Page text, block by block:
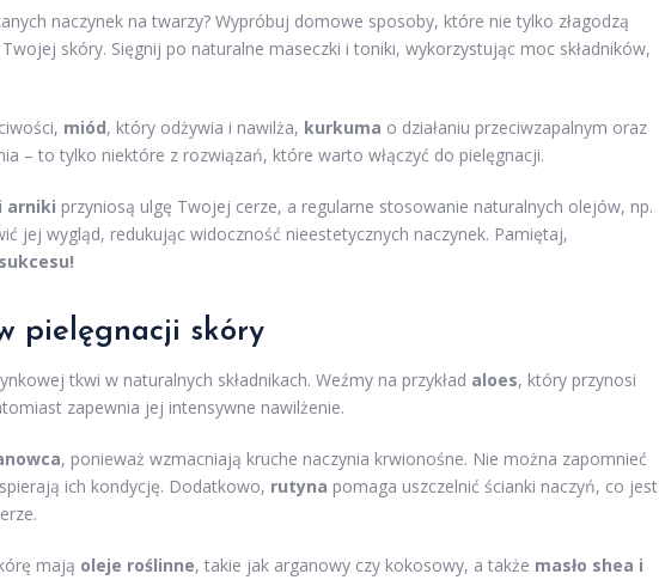
naczynek na twarzy? Wypróbuj domowe sposoby, które nie tylko złagodzą
skóry. Sięgnij po naturalne maseczki i toniki, wykorzystując moc składników,
miód, który odżywia i nawilża, kurkuma o działaniu przeciwzapalnym oraz
– to tylko niektóre z rozwiązań, które warto włączyć do pielęgnacji.
arniki przyniosą ulgę Twojej cerze, a regularne stosowanie naturalnych olejów, np.
jej wygląd, redukując widoczność nieestetycznych naczynek. Pamiętaj,
pielęgnacji skóry
tkwi w naturalnych składnikach. Weźmy na przykład aloes, który przynosi
zapewnia jej intensywne nawilżenie.
, ponieważ wzmacniają kruche naczynia krwionośne. Nie można zapomnieć
ich kondycję. Dodatkowo, rutyna pomaga uszczelnić ścianki naczyń, co jest
mają oleje roślinne, takie jak arganowy czy kokosowy, a także masło shea i